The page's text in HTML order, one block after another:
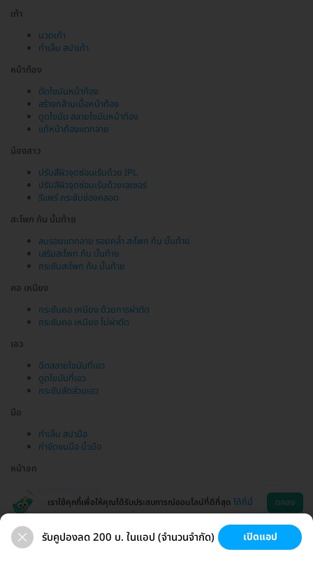
เท้า
นวดเท้า
ทำเล็บ สปาเท้า
หน้าท้อง
ตัดไขมันหน้าท้อง
สร้างกล้ามเนื้อหน้าท้อง
ดูดไขมัน สลายไขมันหน้าท้อง
แก้หน้าท้องแตกลาย
น้องสาว
ปรับสีผิวจุดซ่อนเร้นด้วย IPL
ปรับสีผิวจุดซ่อนเร้นด้วยเลเซอร์
รีแพร์ กระชับช่องคลอด
สะโพก ก้น บั้นท้าย
ลบรอยแตกลาย รอยคล้ำ สะโพก ก้น บั้นท้าย
เสริมสะโพก ก้น บั้นท้าย
กระชับสะโพก ก้น บั้นท้าย
คอ เหนียง
กระชับคอ เหนียง ด้วยการผ่าตัด
กระชับคอ เหนียง ไม่ผ่าตัด
เอว
ฉีดสลายไขมันที่เอว
ดูดไขมันที่เอว
กระชับสัดส่วนเอว
มือ
ทำเล็บ สปามือ
กำจัดขนมือ นิ้วมือ
หน้าอก
ลดขนาดหน้าอก
ตัดเต้านม แปลงเพศหญิงเป็นชาย
ขนที่ลับ ช่วยเหลือ โหลดแอพ
เราใช้คุกกี้เพื่อให้คุณได้รับประสบการณ์ออนไลน์ที่ดีที่สุด ได้ที่นี่ ตกลง
รับคูปองลด 200 บ. ในแอป (จำนวนจำกัด) เปิดแอป